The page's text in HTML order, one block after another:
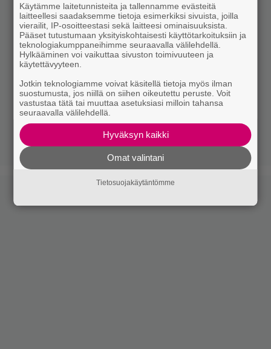
Käytämme laitetunnisteita ja tallennamme evästeitä
laitteellesi saadaksemme tietoja esimerkiksi sivuista, joilla
vierailit, IP-osoitteestasi sekä laitteesi ominaisuuksista.
Pääset tutustumaan yksityiskohtaisesti käyttötarkoituksiin ja
teknologiakumppaneihimme seuraavalla välilehdellä.
Hylkääminen voi vaikuttaa sivuston toimivuuteen ja
käytettävyyteen.
Jotkin teknologiamme voivat käsitellä tietoja myös ilman
suostumusta, jos niillä on siihen oikeutettu peruste. Voit
vastustaa tätä tai muuttaa asetuksiasi milloin tahansa
seuraavalla välilehdellä.
Hyväksyn kaikki
Omat valintani
Tietosuojakäytäntömme